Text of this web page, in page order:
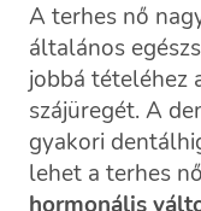
A terhes nő
általános
jobbá tételéhez
szájüregét. A
gyakori
lehet a terhes